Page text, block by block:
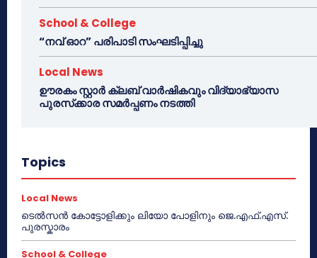
School & College
“നവ് ഓറ” പരിപാടി സംഘടിപ്പിച്ചു
Local News
ഊരകം സ്റ്റാർ ക്ലബ് വാർഷികവും വിദ്യാഭ്യാസ
പുരസ്‌ക്കാര സമർപ്പണം നടത്തി
Topics
Local News
ടെൽസൻ കോട്ടോളിക്കും ലിയോ പോളിനും ജെ.എഫ്.എസ്.
പുരസ്കാരം
School & College